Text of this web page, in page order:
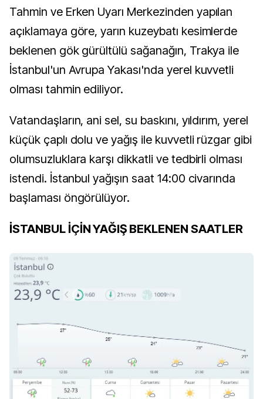
Tahmin ve Erken Uyarı Merkezinden yapılan
açıklamaya göre, yarın kuzeybatı kesimlerde
beklenen gök gürültülü sağanağın, Trakya ile
İstanbul'un Avrupa Yakası'nda yerel kuvvetli
olması tahmin ediliyor.
Vatandaşların, ani sel, su baskını, yıldırım, yerel
küçük çaplı dolu ve yağış ile kuvvetli rüzgar gibi
olumsuzluklara karşı dikkatli ve tedbirli olması
istendi. İstanbul yağışın saat 14:00 civarında
başlaması öngörülüyor.
İSTANBUL İÇİN YAĞIŞ BEKLENEN SAATLER